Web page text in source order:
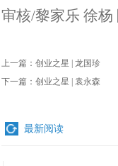
审核/黎家乐 徐杨
上一篇： 创业之星 | 龙国珍
下一篇： 创业之星 | 袁永森
最新阅读